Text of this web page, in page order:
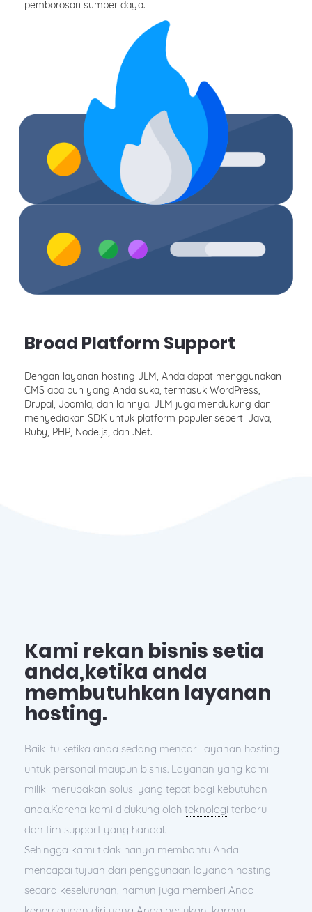
pemborosan sumber daya.
Broad Platform Support
Dengan layanan hosting JLM, Anda dapat menggunakan
CMS apa pun yang Anda suka, termasuk WordPress,
Drupal, Joomla, dan lainnya. JLM juga mendukung dan
menyediakan SDK untuk platform populer seperti Java,
Ruby, PHP, Node.js, dan .Net.
Kami rekan bisnis setia
anda,ketika anda
membutuhkan layanan
hosting.
Baik itu ketika anda sedang mencari layanan hosting
untuk personal maupun bisnis. Layanan yang kami
miliki merupakan solusi yang tepat bagi kebutuhan
anda.Karena kami didukung oleh teknologi terbaru
dan tim support yang handal.
Sehingga kami tidak hanya membantu Anda
mencapai tujuan dari penggunaan layanan hosting
secara keseluruhan, namun juga memberi Anda